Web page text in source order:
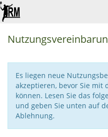
Es liegen neue
akzeptieren, bevor Sie mit
können. Lesen Sie das
und geben Sie unten auf
Ablehnung.